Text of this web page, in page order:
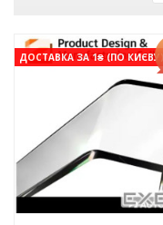
ДОСТАВКА ЗА 1₴ (ПО КИЄВУ)